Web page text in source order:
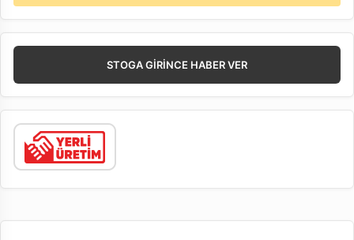
STOGA GIRINCE HABER VER